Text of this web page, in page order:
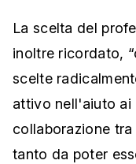
La scelta del
inoltre ricordato,
scelte
attivo nell'aiuto ai
collaborazione
tanto da poter